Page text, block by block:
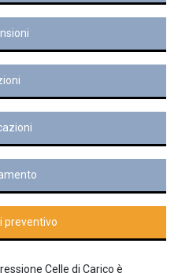
preventivo
Celle di Carico è